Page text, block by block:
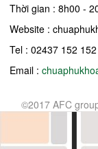
Thời gian : 8h00 -
Website :
Tel : 02437 152 152
Email :
©2017 AFC